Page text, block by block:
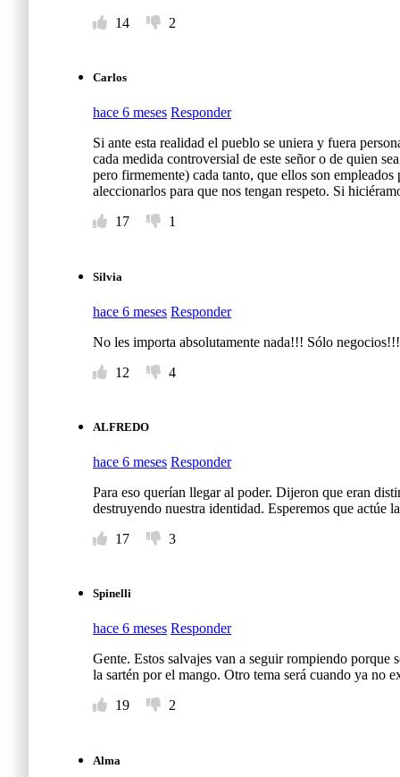
14
2
Carlos
hace 6 meses Responder
Si ante esta realidad el pueblo se uniera y fuera
cada medida controversial de este señor o de quien
pero firmemente) cada tanto, que ellos son
aleccionarlos para que nos tengan respeto. Si
17
1
Silvia
hace 6 meses Responder
No les importa absolutamente nada!!! Sólo
12
4
ALFREDO
hace 6 meses Responder
Para eso querían llegar al poder. Dijeron que eran
destruyendo nuestra identidad. Esperemos que actúe
17
3
Spinelli
hace 6 meses Responder
Gente. Estos salvajes van a seguir rompiendo porque
la sartén por el mango. Otro tema será cuando ya no
19
2
Alma